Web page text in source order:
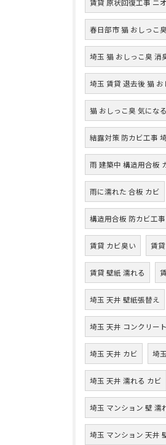
賃貸 原状回復工事 ニ
春日部市 猫 おしっこ
埼玉 猫 おしっこ臭 消
埼玉 賃貸 退去後 猫 お
猫 おしっこ臭 気になる
結露対策 防カビ工事
雨 建築中 構造用合板
雨に濡れた 合板 カビ
構造用合板 防カビ工事
賃貸 カビ臭い 賃
賃貸 壁紙 濡れる
埼玉 天井 壁紙張替え
埼玉 天井 コンクリー
埼玉 天井 カビ 埼
埼玉 天井 濡れる カビ
埼玉 マンション 壁 濡
埼玉 マンション 天井